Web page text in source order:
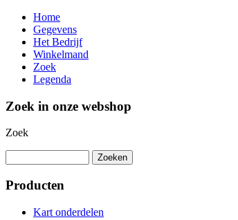
Home
Gegevens
Het Bedrijf
Winkelmand
Zoek
Legenda
Zoek in onze webshop
Zoek
Producten
Kart onderdelen